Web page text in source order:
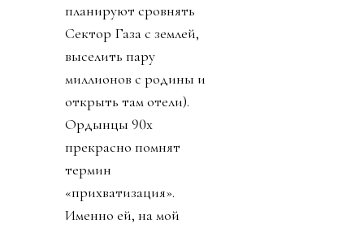
планируют сровнять
Сектор Газа с землей,
выселить пару
миллионов с родины и
открыть там отели).
Ордынцы 90х
прекрасно помнят
термин
«прихватизация».
Именно ей, на мой